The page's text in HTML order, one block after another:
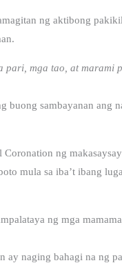
ng aktibong
pari, mga tao, at marami
buong sambayanan ang
ng
mula sa iba’t ibang
ng mga
ay naging bahagi na ng